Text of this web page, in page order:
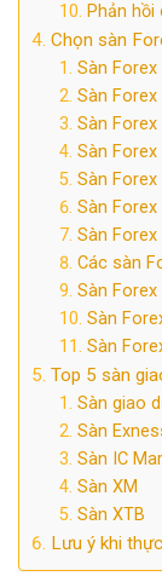
Phản
Chọn sàn
Sàn
Sàn
Sàn
Sàn Forex
Sàn
Sàn Forex
Sàn Forex
Các sàn
Sàn
Sàn
Sàn
Top 5 sàn
Sàn giao
Sàn
Sàn IC
Sàn XM
Sàn XTB
Lưu ý khi